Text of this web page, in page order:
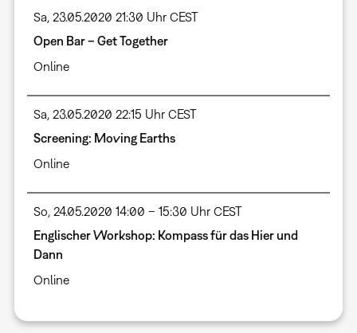
Sa, 23.05.2020 21:30 Uhr CEST
Open Bar – Get Together
Online
Sa, 23.05.2020 22:15 Uhr CEST
Screening: Moving Earths
Online
So, 24.05.2020 14:00 – 15:30 Uhr CEST
Englischer Workshop: Kompass für das Hier und
Dann
Online